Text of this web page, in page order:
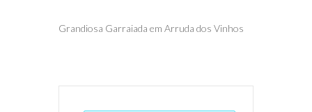
Grandiosa Garraiada em Arruda dos Vinhos